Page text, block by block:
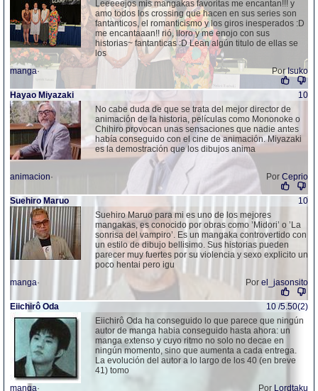
Leeeeejos mis mangakas favoritas me encantan!!! y
amo todos los crossing que hacen en sus series son
fantanticos, el romanticismo y los giros inesperados :D
me encantaaan!! rió, lloro y me enojo con sus
historias~ fantanticas :D Lean algún titulo de ellas se
los
manga· PorIsuko
Hayao Miyazaki
10
No cabe duda de que se trata del mejor director de
animación de la historia, películas como Mononoke o
Chihiro provocan unas sensaciones que nadie antes
había conseguido con el cine de animación. Miyazaki
es la demostración que los dibujos anima
animacion· Por Ceprio
Suehiro Maruo
10
Suehiro Maruo para mi es uno de los mejores
mangakas, es conocido por obras como ’Midori’ o ’La
sonrisa del vampiro’. Es un mangaka controvertido con
un estilo de dibujo bellisimo. Sus historias pueden
parecer muy fuertes por su violencia y sexo explicito un
poco hentai pero igu
manga· Por el_jasonsito
Eiichirô Oda
10 /5.50(2)
Eiichirô Oda ha conseguido lo que parece que ningún
autor de manga habia conseguido hasta ahora: un
manga extenso y cuyo ritmo no solo no decae en
ningún momento, sino que aumenta a cada entrega.
La evolución del autor a lo largo de los 40 (en breve
41) tomo
manga· Por Lordtaku